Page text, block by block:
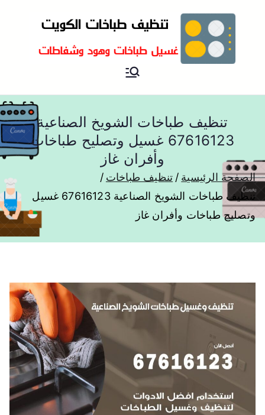
تنظيف طباخات الشويخ الصناعية
67616123 غسيل وتصليح طباخات
وأفران غاز
الصفحة الرئيسية
تنظيف طباخات
تنظيف طباخات الشويخ الصناعية 67616123 غسيل
وتصليح طباخات وأفران غاز